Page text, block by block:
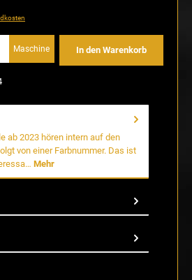
Maschine In den Warenkorb
ab 2023 hören intern auf den
von einer Farbnummer. Das ist
Mehr